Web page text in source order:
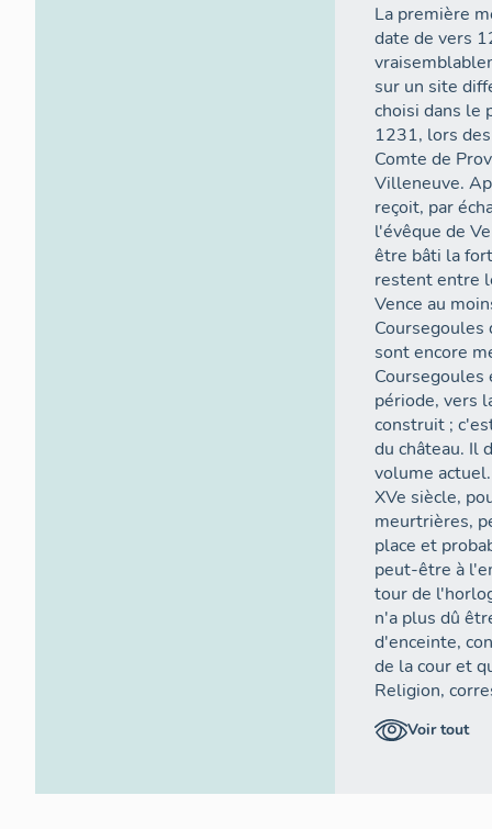
La première
date de vers
sur un site
choisi dans le
1231, lors
Comte de
Villeneuve.
reçoit, par
l'évêque de
être bâti la
restent entre
Vence au
sont encore
période, vers
construit ;
du château. Il
volume
XVe siècle,
meurtrières,
place et
peut-être à
tour de
n'a plus dû
d'enceinte,
de la cour et
Religion,
l'enceinte du
défense du
Voir tout